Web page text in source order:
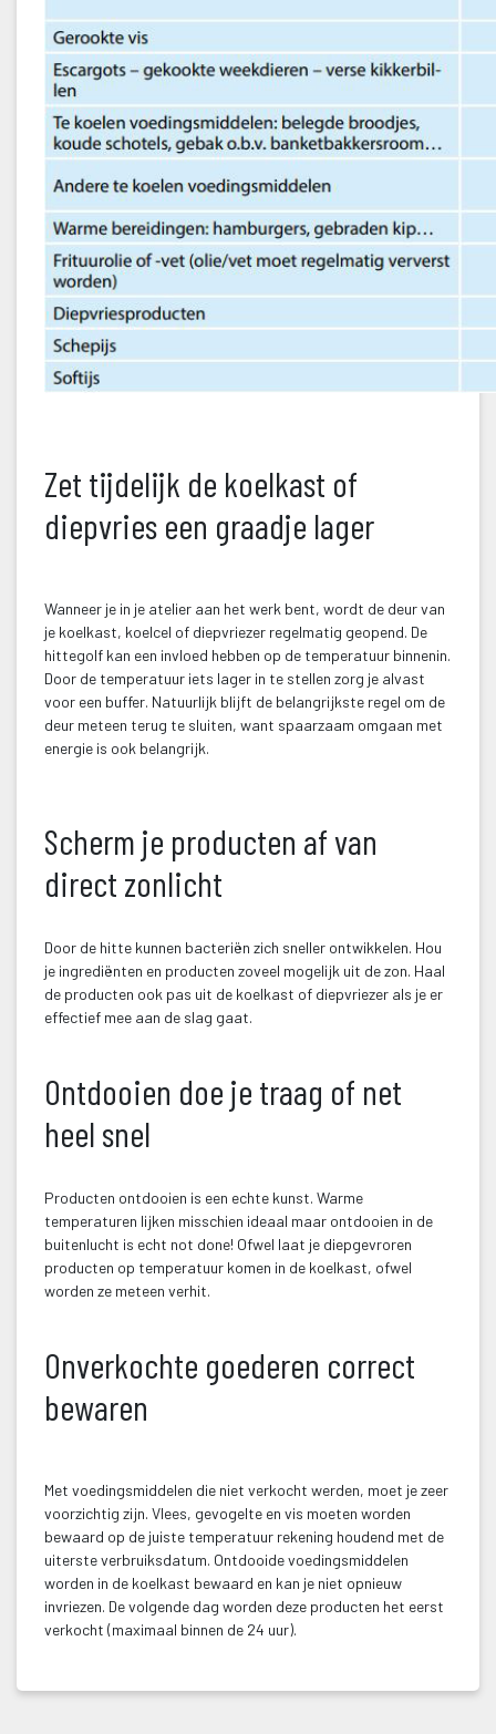
Zet tijdelijk de koelkast of
diepvries een graadje lager
Wanneer je in je atelier aan het werk bent, wordt de deur van
je koelkast, koelcel of diepvriezer regelmatig geopend. De
hittegolf kan een invloed hebben op de temperatuur binnenin.
Door de temperatuur iets lager in te stellen zorg je alvast
voor een buffer. Natuurlijk blijft de belangrijkste regel om de
deur meteen terug te sluiten, want spaarzaam omgaan met
energie is ook belangrijk.
Scherm je producten af van
direct zonlicht
Door de hitte kunnen bacteriën zich sneller ontwikkelen. Hou
je ingrediënten en producten zoveel mogelijk uit de zon. Haal
de producten ook pas uit de koelkast of diepvriezer als je er
effectief mee aan de slag gaat.
Ontdooien doe je traag of net
heel snel
Producten ontdooien is een echte kunst. Warme
temperaturen lijken misschien ideaal maar ontdooien in de
buitenlucht is echt not done! Ofwel laat je diepgevroren
producten op temperatuur komen in de koelkast, ofwel
worden ze meteen verhit.
Onverkochte goederen correct
bewaren
Met voedingsmiddelen die niet verkocht werden, moet je zeer
voorzichtig zijn. Vlees, gevogelte en vis moeten worden
bewaard op de juiste temperatuur rekening houdend met de
uiterste verbruiksdatum. Ontdooide voedingsmiddelen
worden in de koelkast bewaard en kan je niet opnieuw
invriezen. De volgende dag worden deze producten het eerst
verkocht (maximaal binnen de 24 uur).